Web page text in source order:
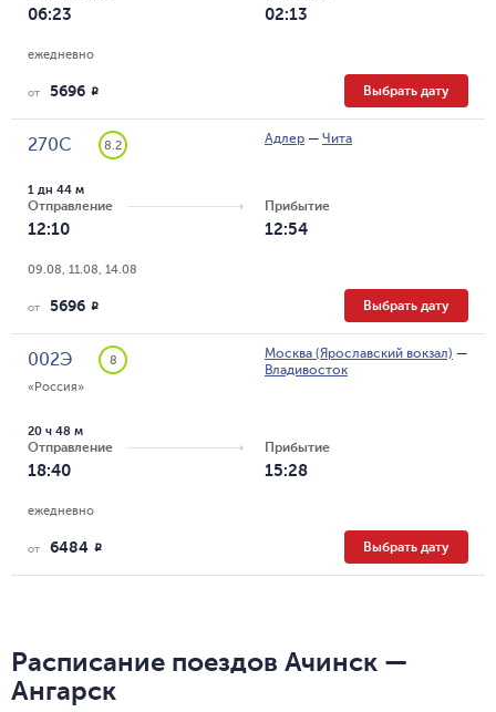
06:23 02:13
ежедневно
от 5696 R Выбрать дату
270С 8.2 Адлер — Чита
Отправление
12:10
1 дн 44 м
Прибытие
12:54
09.08, 11.08, 14.08
от 5696 R Выбрать дату
002Э
8
«Россия»
Москва (Ярославский вокзал) —
Владивосток
Отправление
18:40
20 ч 48 м
Прибытие
15:28
ежедневно
от 6484 R Выбрать дату
Расписание поездов Ачинск —
Ангарск